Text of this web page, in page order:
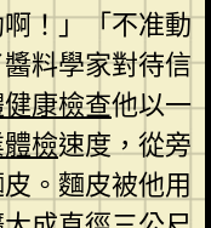
！」「不准動
料學家對待信
康檢查他以一
檢速度，從旁
。麵皮被他用